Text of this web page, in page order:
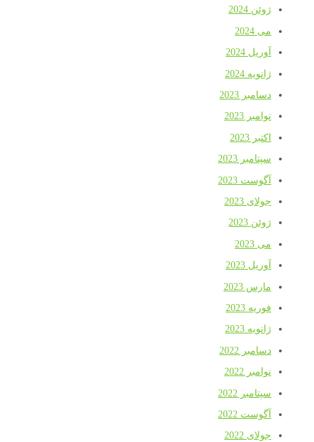
ژوئن 2024
می 2024
آوریل 2024
ژانویه 2024
دسامبر 2023
نوامبر 2023
اکتبر 2023
سپتامبر 2023
آگوست 2023
جولای 2023
ژوئن 2023
می 2023
آوریل 2023
مارس 2023
فوریه 2023
ژانویه 2023
دسامبر 2022
نوامبر 2022
سپتامبر 2022
آگوست 2022
جولای 2022